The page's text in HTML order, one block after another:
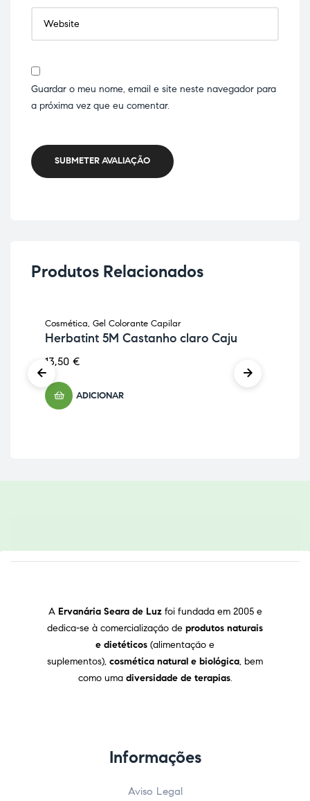
Guardar o meu nome, email e site neste navegador para
a próxima vez que eu comentar.
SUBMETER AVALIAÇÃO
Produtos Relacionados
Cosmética, Gel Colorante Capilar
Herbatint 5M Castanho claro Caju
13,50 €
ADICIONAR
A Ervanária Seara de Luz foi fundada em 2005 e
dedica-se à comercialização de produtos naturais
e dietéticos (alimentação e
suplementos), cosmética natural e biológica, bem
como uma diversidade de terapias.
Informações
Aviso Legal